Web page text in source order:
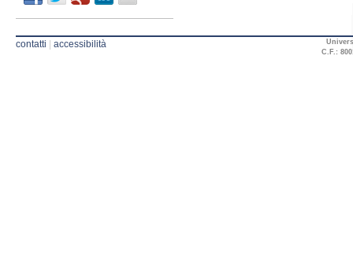
contatti | accessibilità
C.F.: